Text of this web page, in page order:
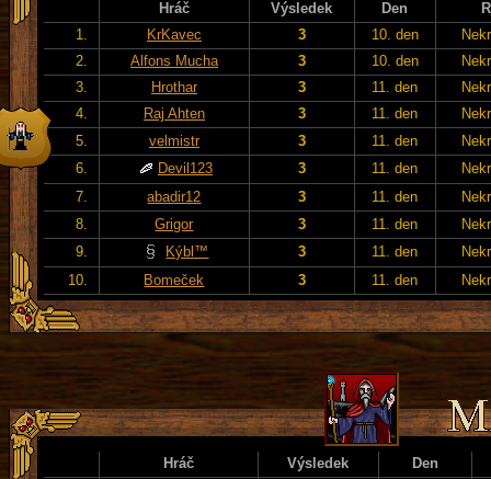
Hráč Výsledek Den
1.
KrKavec 3 10. den
2.
Alfons Mucha 3 10. den
3.
Hrothar 3 11. den
4.
Raj Ahten 3 11. den
5.
velmistr 3 11. den
6.
Devil123 3 11. den
7.
abadir12 3 11. den
8.
Grigor 3 11. den
9.
Kýbl™ 3 11. den
10.
Bomeček 3 11. den
Hráč Výsledek
Den